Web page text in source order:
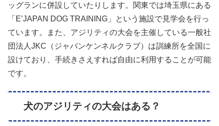
ッグランに併設していたりします。関東では埼玉県にある
「E’JAPAN DOG TRAINING」という施設で見学会を行っ
ています。また、アジリティの大会を主催している一般社
団法人JKC（ジャパンケンネルクラブ）は訓練所を全国に
設けており、手続きさえすれば自由に利用することが可能
です。
犬のアジリティの大会はある？